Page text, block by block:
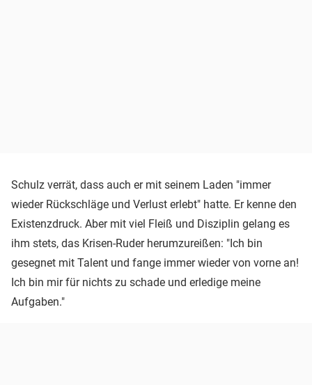
Schulz verrät, dass auch er mit seinem Laden "immer
wieder Rückschläge und Verlust erlebt" hatte. Er kenne den
Existenzdruck. Aber mit viel Fleiß und Disziplin gelang es
ihm stets, das Krisen-Ruder herumzureißen: "Ich bin
gesegnet mit Talent und fange immer wieder von vorne an!
Ich bin mir für nichts zu schade und erledige meine
Aufgaben."